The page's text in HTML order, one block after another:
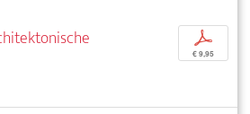
p
€ 9,95